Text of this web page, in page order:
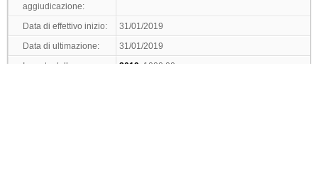
aggiudicazione:
Data di effettivo inizio:
31/01/2019
Data di ultimazione:
31/01/2019
Importo delle somme
2019 : 1000.00